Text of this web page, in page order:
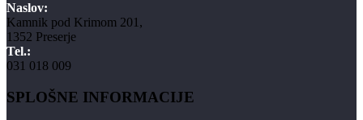
Naslov:
Kamnik pod Krimom 201,
1352 Preserje
Tel.:
031 018 009
SPLOŠNE INFORMACIJE